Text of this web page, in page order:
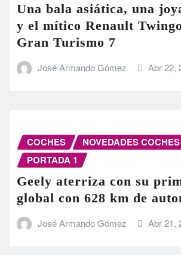
Una bala asiática, una
y el mítico Renault
Gran Turismo 7
José Armando Gómez Abr 22,
COCHES
NOVEDADES COCHES
PORTADA 1
Geely aterriza con su
global con 628 km de
José Armando Gómez Abr 21,